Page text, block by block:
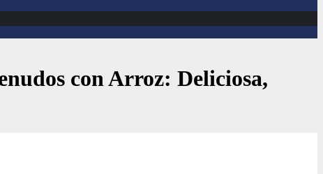
con Arroz: Deliciosa,